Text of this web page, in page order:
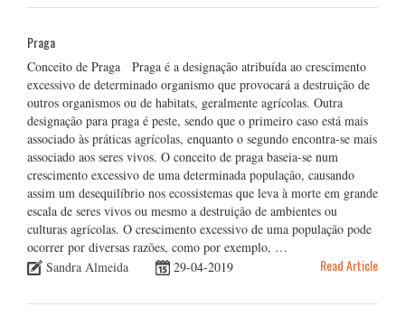
Praga
Conceito de Praga Praga é a designação atribuída ao crescimento
excessivo de determinado organismo que provocará a destruição de
outros organismos ou de habitats, geralmente agrícolas. Outra
designação para praga é peste, sendo que o primeiro caso está mais
associado às práticas agrícolas, enquanto o segundo encontra-se mais
associado aos seres vivos. O conceito de praga baseia-se num
crescimento excessivo de uma determinada população, causando
assim um desequilíbrio nos ecossistemas que leva à morte em grande
escala de seres vivos ou mesmo a destruição de ambientes ou
culturas agrícolas. O crescimento excessivo de uma população pode
ocorrer por diversas razões, como por exemplo, …
Sandra Almeida
29-04-2019 Read Article